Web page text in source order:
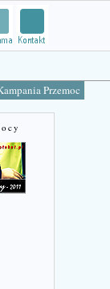
Przemoc